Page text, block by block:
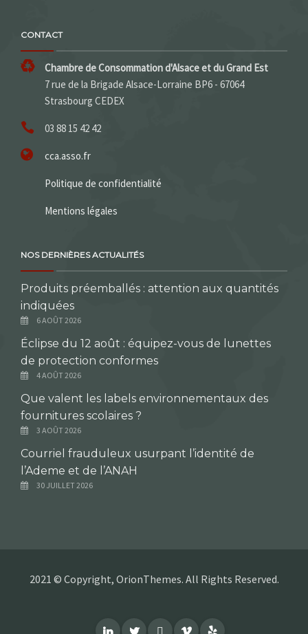
CONTACT
Chambre de Consommation d'Alsace et du Grand Est
7 rue de la Brigade Alsace-Lorraine BP6 - 67064
Strasbourg CEDEX
03 88 15 42 42
cca.asso.fr
Politique de confidentialité
Mentions légales
NOS DERNIÈRES ACTUALITÉS
Produits préemballés : attention aux quantités
indiquées
6 AOÛT 2026
Éclipse du 12 août : équipez-vous de lunettes
de protection conformes
4 AOÛT 2026
Que valent les labels environnementaux des
fournitures scolaires ?
3 AOÛT 2026
Courriel frauduleux usurpant l’identité de
l’Ademe et de l’ANAH
30 JUILLET 2026
2021 © Copyright, OrionThemes. All Rights Reserved.